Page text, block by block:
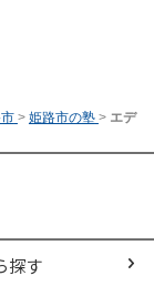
> 姫路市の塾 > エデ
探す